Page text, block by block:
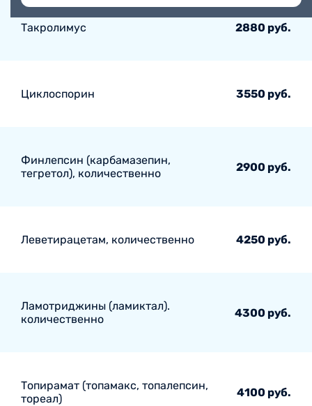
Такролимус 2880 руб.
Циклоспорин 3550 руб.
Финлепсин (карбамазепин,
тегретол), количественно
2900 руб.
Леветирацетам, количественно 4250 руб.
Ламотриджины (ламиктал).
количественно
4300 руб.
Топирамат (топамакс, топалепсин,
тореал)
4100 руб.